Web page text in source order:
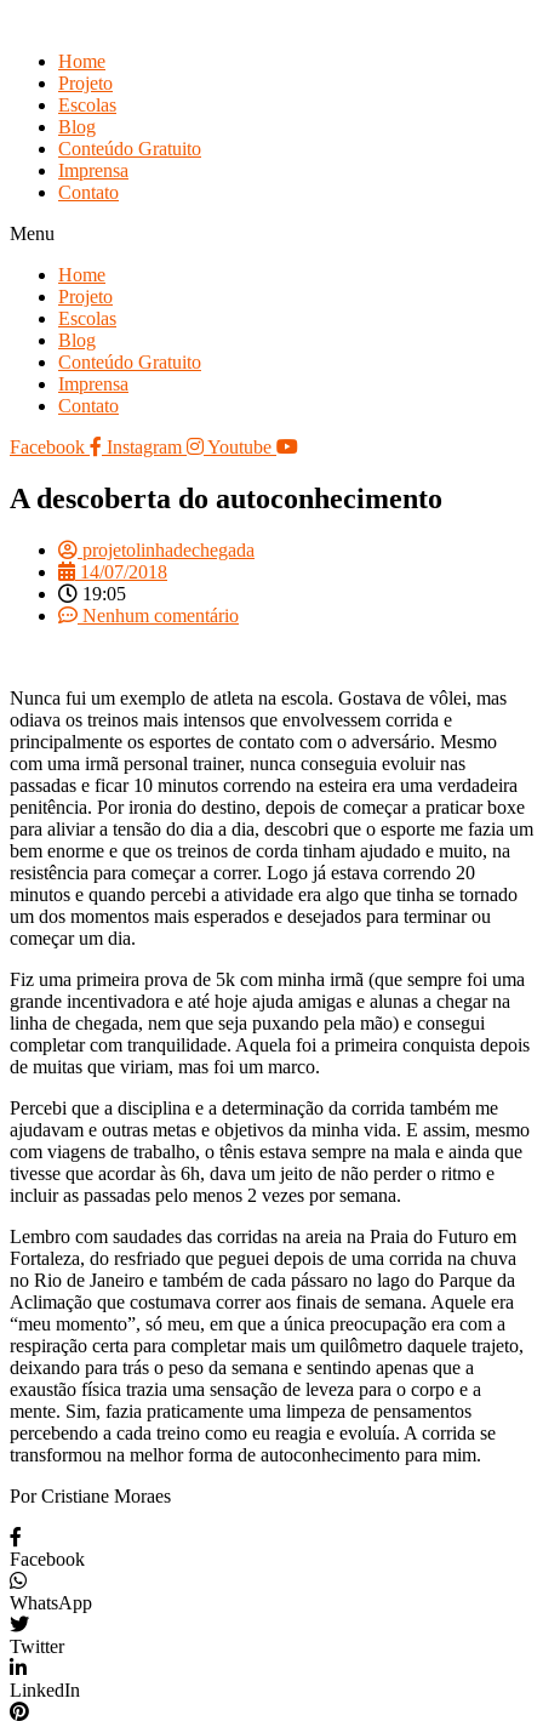
contentHome
Projeto
Escolas
Blog
Conteúdo Gratuito
Imprensa
Contato
Menu
Home
Projeto
Escolas
Blog
Conteúdo Gratuito
Imprensa
Contato
Facebook
Instagram Youtube
A descoberta do autoconhecimento
projetolinhadechegada
14/07/2018
19:05
Nenhum comentário
Nunca fui um exemplo de atleta na escola. Gostava de vôlei, mas
odiava os treinos mais intensos que envolvessem corrida e
principalmente os esportes de contato com o adversário. Mesmo
com uma irmã personal trainer, nunca conseguia evoluir nas
passadas e ficar 10 minutos correndo na esteira era uma verdadeira
penitência. Por ironia do destino, depois de começar a praticar boxe
para aliviar a tensão do dia a dia, descobri que o esporte me fazia um
bem enorme e que os treinos de corda tinham ajudado e muito, na
resistência para começar a correr. Logo já estava correndo 20
minutos e quando percebi a atividade era algo que tinha se tornado
um dos momentos mais esperados e desejados para terminar ou
começar um dia.
Fiz uma primeira prova de 5k com minha irmã (que sempre foi uma
grande incentivadora e até hoje ajuda amigas e alunas a chegar na
linha de chegada, nem que seja puxando pela mão) e consegui
completar com tranquilidade. Aquela foi a primeira conquista depois
de muitas que viriam, mas foi um marco.
Percebi que a disciplina e a determinação da corrida também me
ajudavam e outras metas e objetivos da minha vida. E assim, mesmo
com viagens de trabalho, o tênis estava sempre na mala e ainda que
tivesse que acordar às 6h, dava um jeito de não perder o ritmo e
incluir as passadas pelo menos 2 vezes por semana.
Lembro com saudades das corridas na areia na Praia do Futuro em
Fortaleza, do resfriado que peguei depois de uma corrida na chuva
no Rio de Janeiro e também de cada pássaro no lago do Parque da
Aclimação que costumava correr aos finais de semana. Aquele era
“meu momento”, só meu, em que a única preocupação era com a
respiração certa para completar mais um quilômetro daquele trajeto,
deixando para trás o peso da semana e sentindo apenas que a
exaustão física trazia uma sensação de leveza para o corpo e a
mente. Sim, fazia praticamente uma limpeza de pensamentos
percebendo a cada treino como eu reagia e evoluía. A corrida se
transformou na melhor forma de autoconhecimento para mim.
Por Cristiane Moraes
Facebook
WhatsApp
Twitter
LinkedIn